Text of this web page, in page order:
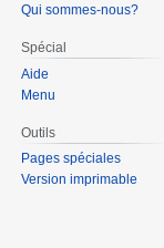
Qui sommes-nous?
Spécial
Aide
Menu
Outils
Pages spéciales
Version imprimable